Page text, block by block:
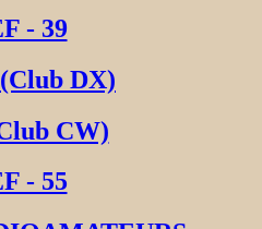
- 39
DX)
CW)
- 55